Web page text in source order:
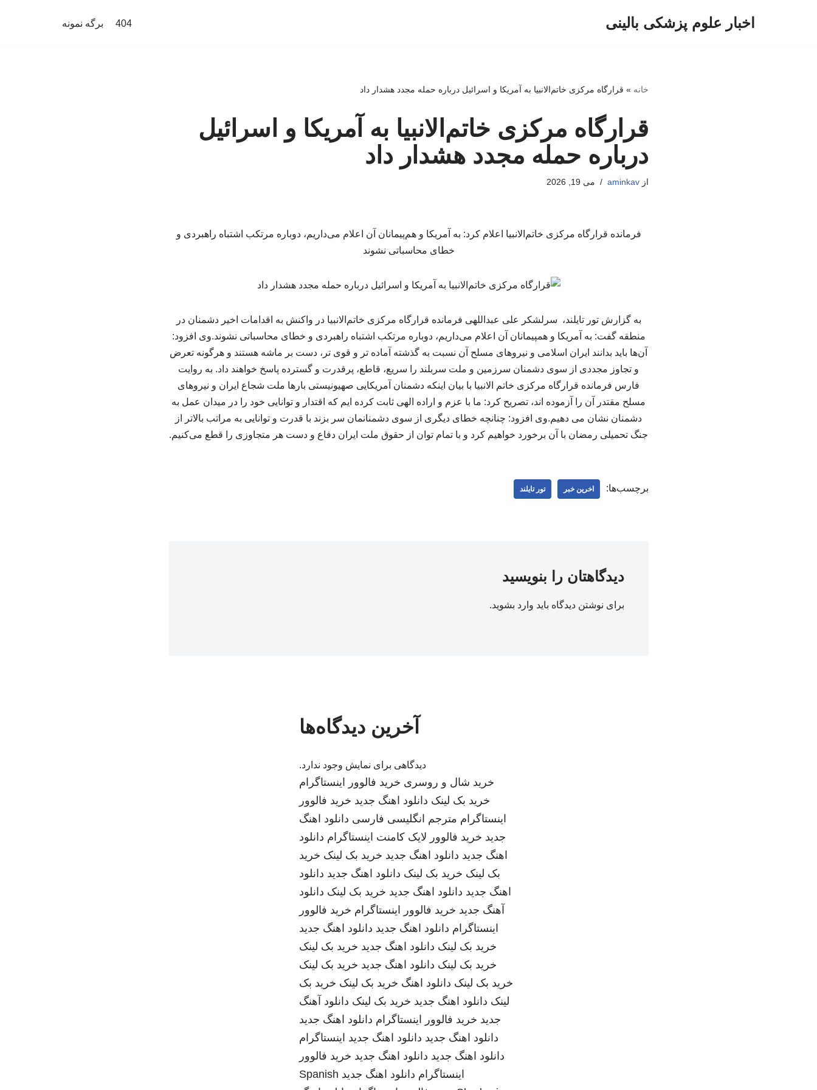
اخبار علوم پزشکی بالینی 404 برگه نمونه
خانه » قرارگاه مرکزی خاتم‌الانبیا به آمریکا و اسرائیل درباره حمله مجدد هشدار داد
قرارگاه مرکزی خاتم‌الانبیا به آمریکا و اسرائیل
درباره حمله مجدد هشدار داد
ازaminkav می 19, 2026
فرمانده قرارگاه مرکزی خاتم‌الانبیا اعلام کرد: به آمریکا و هم‌پیمانان آن اعلام می‌داریم، دوباره مرتکب اشتباه راهبردی و
خطای محاسباتی نشوند
به گزارش تور تایلند، سرلشکر علی عبداللهی فرمانده قرارگاه مرکزی خاتم‌الانبیا در واکنش به اقدامات اخیر دشمنان در
منطقه گفت: به آمریکا و همپیمانان آن اعلام می‌داریم، دوباره مرتکب اشتباه راهبردی و خطای محاسباتی نشوند.وی افزود:
آن‌ها باید بدانند ایران اسلامی و نیروهای مسلح آن نسبت به گذشته آماده تر و قوی تر، دست بر ماشه هستند و هرگونه تعرض
و تجاوز مجددی از سوی دشمنان سرزمین و ملت سربلند را سریع، قاطع، پرقدرت و گسترده پاسخ خواهند داد. به روایت
فارس فرمانده قرارگاه مرکزی خاتم الانبیا با بیان اینکه دشمنان آمریکایی صهیونیستی بارها ملت شجاع ایران و نیروهای
مسلح مقتدر آن را آزموده اند، تصریح کرد: ما با عزم و اراده الهی ثابت کرده ایم که اقتدار و توانایی خود را در میدان عمل به
دشمنان نشان می دهیم.وی افزود: چنانچه خطای دیگری از سوی دشمنانمان سر بزند با قدرت و توانایی به مراتب بالاتر از
جنگ تحمیلی رمضان با آن برخورد خواهیم کرد و با تمام توان از حقوق ملت ایران دفاع و دست هر متجاوزی را قطع می‌کنیم.
برچسب‌ها: اخرین خبر تور تایلند
دیدگاهتان را بنویسید
برای نوشتن دیدگاه باید وارد بشوید.
آخرین دیدگاه‌ها
دیدگاهی برای نمایش وجود ندارد.
خرید شال و روسری خرید فالوور اینستاگرام
خرید بک لینک دانلود اهنگ جدید خرید فالوور
اینستاگرام مترجم انگلیسی فارسی دانلود اهنگ
جدید خرید فالوور لایک کامنت اینستاگرام دانلود
اهنگ جدید دانلود اهنگ جدید خرید بک لینک خرید
بک لینک خرید بک لینک دانلود اهنگ جدید دانلود
اهنگ جدید دانلود اهنگ جدید خرید بک لینک دانلود
آهنگ جدید خرید فالوور اینستاگرام خرید فالوور
اینستاگرام دانلود اهنگ جدید دانلود اهنگ جدید
خرید بک لینک دانلود اهنگ جدید خرید بک لینک
خرید بک لینک دانلود اهنگ جدید خرید بک لینک
خرید بک لینک دانلود اهنگ خرید بک لینک خرید بک
لینک دانلود اهنگ جدید خرید بک لینک دانلود آهنگ
جدید خرید فالوور اینستاگرام دانلود اهنگ جدید
دانلود اهنگ جدید دانلود اهنگ جدید اینستاگرام
دانلود اهنگ جدید دانلود اهنگ جدید خرید فالوور
اینستاگرام دانلود اهنگ جدید Spanish